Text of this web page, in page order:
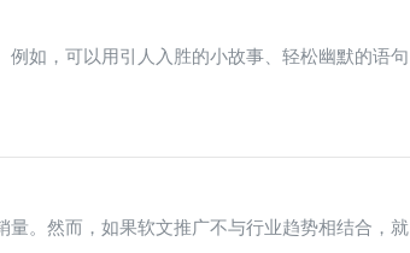
如，可以用引人入胜的小故事、轻松幽默的语句
。然而，如果软文推广不与行业趋势相结合，就